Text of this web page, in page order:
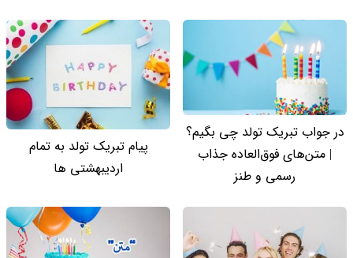
در جواب تبریک تولد چی بگیم؟
| متن‌های فوق‌العاده جذاب
رسمی و طنز
پیام تبریک تولد به تمام
اردیبهشتی ها